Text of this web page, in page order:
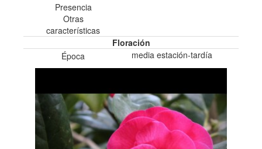
Presencia
Otras
características
Floración
Época
media estación-tardí­a